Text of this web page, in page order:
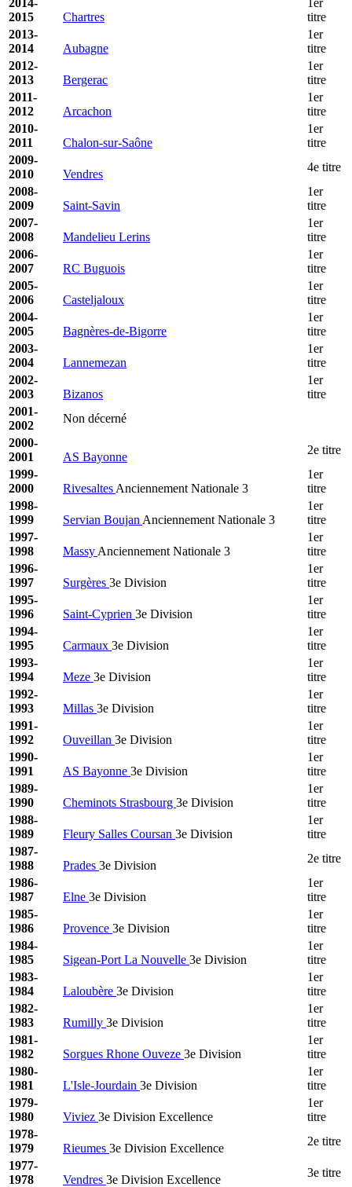
2015
Chartres
titre
2013-
2014
Aubagne
1er
titre
2012-
2013
Bergerac
1er
titre
2011-
2012
Arcachon
1er
titre
2010-
2011
Chalon-sur-Saône
1er
titre
2009-
2010
Vendres
4e titre
2008-
2009
Saint-Savin
1er
titre
2007-
2008
Mandelieu Lerins
1er
titre
2006-
2007
RC Buguois
1er
titre
2005-
2006
Casteljaloux
1er
titre
2004-
2005
Bagnères-de-Bigorre
1er
titre
2003-
2004
Lannemezan
1er
titre
2002-
2003
Bizanos
1er
titre
2001-
2002
Non décerné
2000-
2001
AS Bayonne
2e titre
1999-
2000
Rivesaltes Anciennement Nationale 3
1er
titre
1998-
1999
Servian Boujan Anciennement Nationale 3
1er
titre
1997-
1998
Massy Anciennement Nationale 3
1er
titre
1996-
1997
Surgères 3e Division
1er
titre
1995-
1996
Saint-Cyprien 3e Division
1er
titre
1994-
1995
Carmaux 3e Division
1er
titre
1993-
1994
Meze 3e Division
1er
titre
1992-
1993
Millas 3e Division
1er
titre
1991-
1992
Ouveillan 3e Division
1er
titre
1990-
1991
AS Bayonne 3e Division
1er
titre
1989-
1990
Cheminots Strasbourg 3e Division
1er
titre
1988-
1989
Fleury Salles Coursan 3e Division
1er
titre
1987-
1988
Prades 3e Division
2e titre
1986-
1987
Elne 3e Division
1er
titre
1985-
1986
Provence 3e Division
1er
titre
1984-
1985
Sigean-Port La Nouvelle 3e Division
1er
titre
1983-
1984
Laloubère 3e Division
1er
titre
1982-
1983
Rumilly 3e Division
1er
titre
1981-
1982
Sorgues Rhone Ouveze 3e Division
1er
titre
1980-
1981
L'Isle-Jourdain 3e Division
1er
titre
1979-
1980
Viviez 3e Division Excellence
1er
titre
1978-
1979
Rieumes 3e Division Excellence
2e titre
1977-
1978
Vendres 3e Division Excellence
3e titre